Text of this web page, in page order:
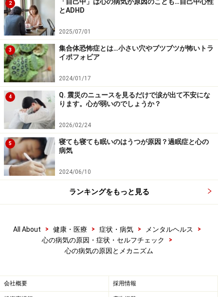
な「統合失調症」ではドーパミンの働きに問題が生じて
いる事が分かっています。
結局、心の病気は体質的にある程度なりやすい人が上記
の心理的、社会・環境的要因によって、脳内神経伝達物
質の働きが乱れやすい状態になっていて、必ずしも重大
なストレスとは限らないのですが、何らかのストレスが
きっかけとなって発生すると大まかに理解する事ができ
ます。
心の病気には数多くの病気がありますが、その多くは
「気分障害」「不安障害」「精神病性障害」の3つのカ
テゴリーに含まれるので、
病を含む気分障害について詳しく述べます。
職場の人間関係と心の病気
気づいていますか？心に潜むコンプレックス
ストレス0！ でも甲状腺のせいでうつ病に…
2
「自己中」は心の病気が原因のことも…自己中心性
とADHD
2025/07/01
3
集合体恐怖症とは…小さい穴やブツブツが怖いトラ
イポフォビア
2024/01/17
4
Q. 震災のニュースを見るだけで涙が出て不安にな
ります。心が弱いのでしょうか？
2026/02/24
5
寝ても寝ても眠いのはうつが原因？過眠症と心の
病気
2024/06/10
ランキングをもっと見る
All About > 健康・医療 > 症状・病気 > メンタルヘルス
>
心の病気の原因・症状・セルフチェック
>
心の病気の原因とメカニズム
会社概要 採用情報